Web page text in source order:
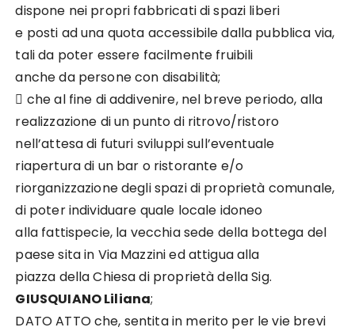
dispone nei propri fabbricati di spazi liberi
e posti ad una quota accessibile dalla pubblica via,
tali da poter essere facilmente fruibili
anche da persone con disabilità;
 che al fine di addivenire, nel breve periodo, alla
realizzazione di un punto di ritrovo/ristoro
nell’attesa di futuri sviluppi sull’eventuale
riapertura di un bar o ristorante e/o
riorganizzazione degli spazi di proprietà comunale,
di poter individuare quale locale idoneo
alla fattispecie, la vecchia sede della bottega del
paese sita in Via Mazzini ed attigua alla
piazza della Chiesa di proprietà della Sig.
GIUSQUIANO Liliana;
DATO ATTO che, sentita in merito per le vie brevi